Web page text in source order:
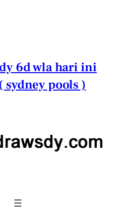
6d wla hari ini
sydney pools )